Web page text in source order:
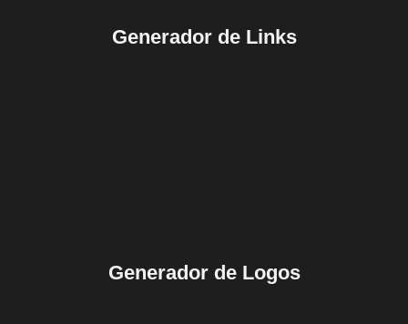
Generador de Links
Generador de Logos